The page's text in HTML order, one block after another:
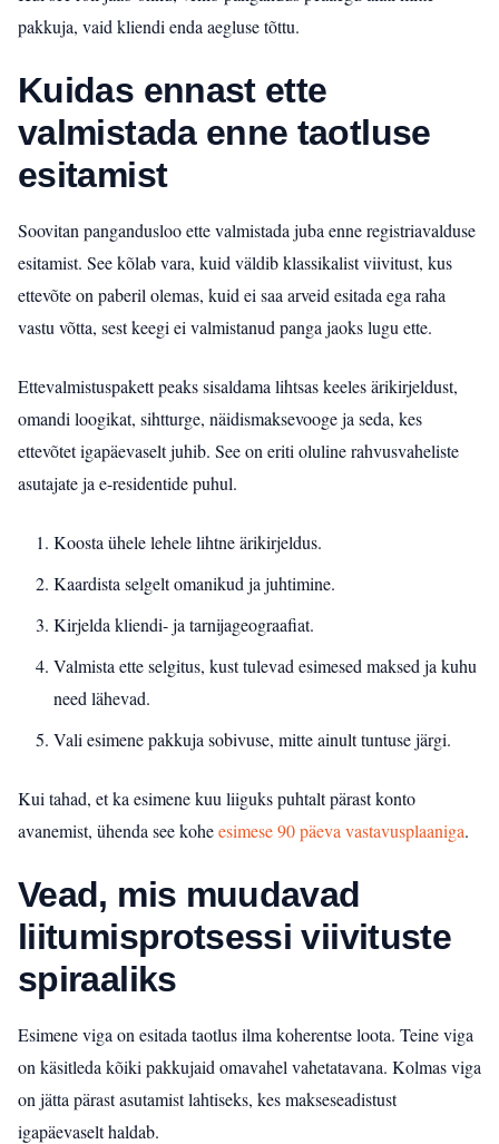
pakkuja, vaid kliendi enda aegluse tõttu.
Kuidas ennast ette
valmistada enne taotluse
esitamist
Soovitan pangandusloo ette valmistada juba enne registriavalduse
esitamist. See kõlab vara, kuid väldib klassikalist viivitust, kus
ettevõte on paberil olemas, kuid ei saa arveid esitada ega raha
vastu võtta, sest keegi ei valmistanud panga jaoks lugu ette.
Ettevalmistuspakett peaks sisaldama lihtsas keeles ärikirjeldust,
omandi loogikat, sihtturge, näidismaksevooge ja seda, kes
ettevõtet igapäevaselt juhib. See on eriti oluline rahvusvaheliste
asutajate ja e-residentide puhul.
Koosta ühele lehele lihtne ärikirjeldus.
Kaardista selgelt omanikud ja juhtimine.
Kirjelda kliendi- ja tarnijageograafiat.
Valmista ette selgitus, kust tulevad esimesed maksed ja kuhu
need lähevad.
Vali esimene pakkuja sobivuse, mitte ainult tuntuse järgi.
Kui tahad, et ka esimene kuu liiguks puhtalt pärast konto
avanemist, ühenda see koheesimese 90 päeva vastavusplaaniga.
Vead, mis muudavad
liitumisprotsessi viivituste
spiraaliks
Esimene viga on esitada taotlus ilma koherentse loota. Teine viga
on käsitleda kõiki pakkujaid omavahel vahetatavana. Kolmas viga
on jätta pärast asutamist lahtiseks, kes makseseadistust
igapäevaselt haldab.